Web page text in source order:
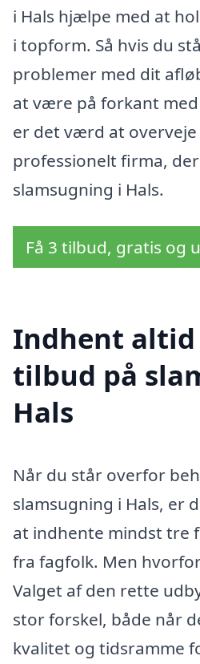
i Hals hjælpe med at
i topform. Så hvis du
problemer med dit
at være på forkant
er det værd at
professionelt firma,
slamsugning i Hals.
Få 3 tilbud, gratis og
Indhent
tilbud på
Hals
Når du står overfor
slamsugning i Hals, er
at indhente mindst tre
fra fagfolk. Men
Valget af den rette
stor forskel, både når
kvalitet og tidsramme